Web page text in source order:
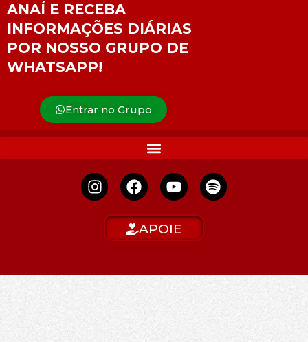
ANAÍ E RECEBA
INFORMAÇÕES DIÁRIAS
POR NOSSO GRUPO DE
WHATSAPP!
Entrar no Grupo
APOIE